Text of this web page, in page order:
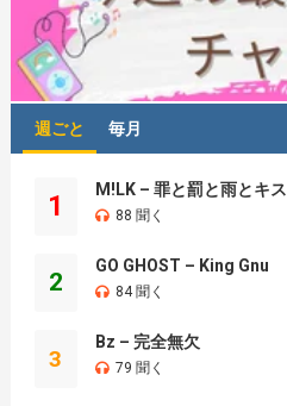
週ごと 毎月
1
M!LK – 罪と罰と雨とキス
88 聞く
2
GO GHOST – King Gnu
84 聞く
3
Bz – 完全無欠
79 聞く